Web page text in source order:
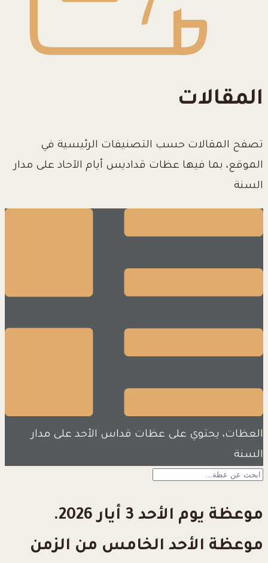
المقالات
تصفح المقالات حسب التصنيفات الرئيسية في
الموقع، بما فيها عظات قداديس أيام الآحاد على مدار
السنة
العظات، يحتوي على عظات قداس الأحد على مدار
السنة
موعظة يوم الأحد 3 أيار 2026.
موعظة الأحد الخامس من الزمن